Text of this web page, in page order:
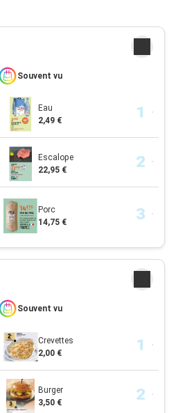
Souvent vu
Eau
2,49 €
Escalope
22,95 €
Porc
14,75 €
Souvent vu
Crevettes
2,00 €
Burger
3,50 €